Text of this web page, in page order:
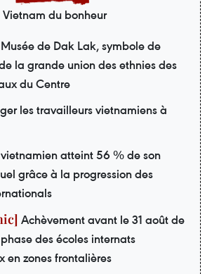
Vietnam du bonheur
de Dak Lak, symbole de
la grande union des ethnies des
du Centre
les travailleurs vietnamiens à
atteint 56 % de son
grâce à la progression des
Achèvement avant le 31 août de
des écoles internats
en zones frontalières